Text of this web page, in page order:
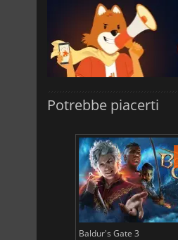
Potrebbe piacerti
Baldur's Gate 3